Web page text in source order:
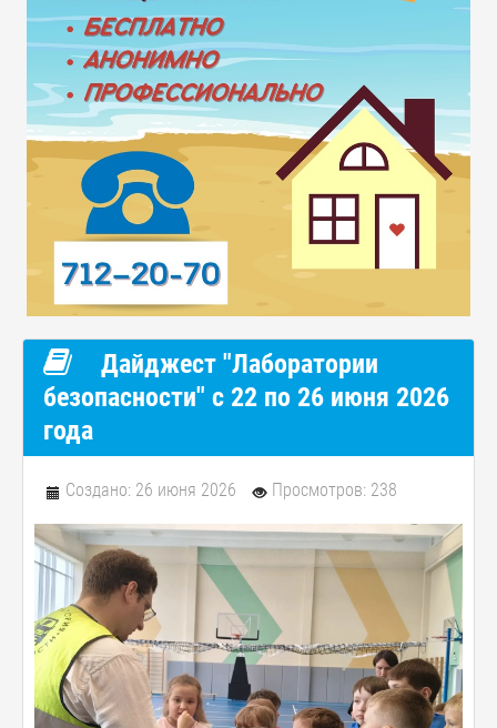
Дайджест "Лаборатории
безопасности" с 22 по 26 июня 2026
года
Создано: 26 июня 2026 Просмотров: 238